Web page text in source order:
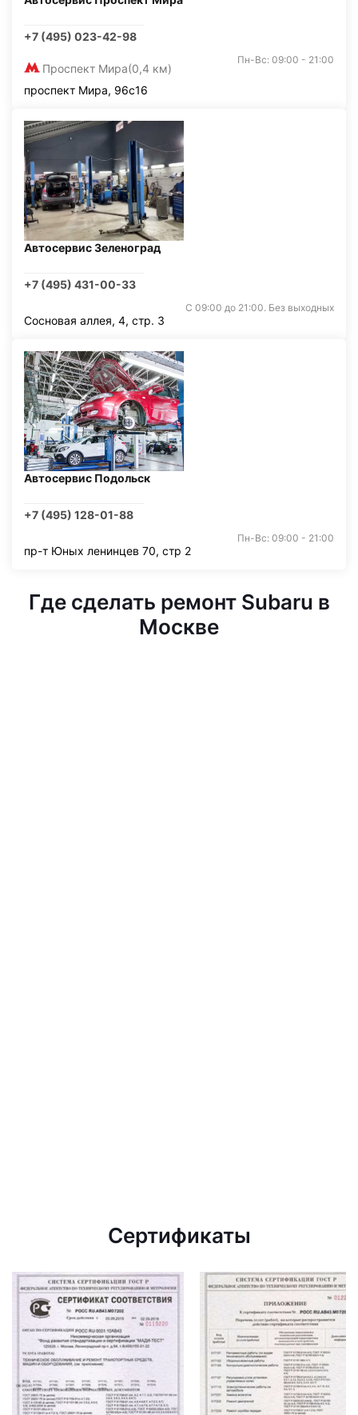
+7 (495) 023-42-98
Проспект Мира(0,4 км)
Пн-Вс: 09:00 - 21:00
проспект Мира, 96с16
Автосервис Зеленоград
+7 (495) 431-00-33
С 09:00 до 21:00. Без выходных
Сосновая аллея, 4, стр. 3
Автосервис Подольск
+7 (495) 128-01-88
Пн-Вс: 09:00 - 21:00
пр-т Юных ленинцев 70, стр 2
Где сделать ремонт Subaru в
Москве
Сертификаты